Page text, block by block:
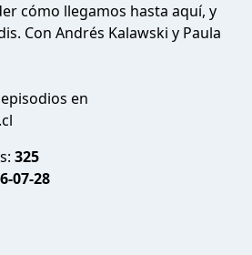
cómo llegamos hasta aquí, y
Con Andrés Kalawski y Paula
en
325
07-28